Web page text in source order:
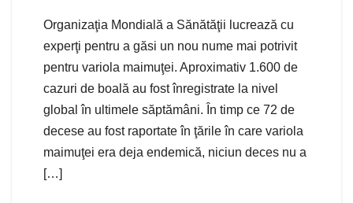
Organizaţia Mondială a Sănătăţii lucrează cu
experţi pentru a găsi un nou nume mai potrivit
pentru variola maimuţei. Aproximativ 1.600 de
cazuri de boală au fost înregistrate la nivel
global în ultimele săptămâni. În timp ce 72 de
decese au fost raportate în ţările în care variola
maimuţei era deja endemică, niciun deces nu a
[…]